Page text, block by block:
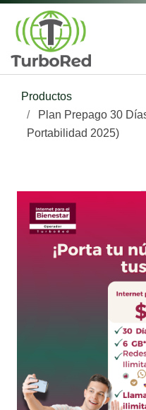
Productos
Plan Prepago 30
Portabilidad 2025)